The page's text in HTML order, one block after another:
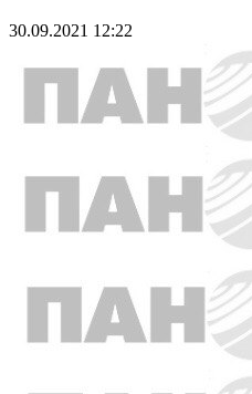
30.09.2021 12:22